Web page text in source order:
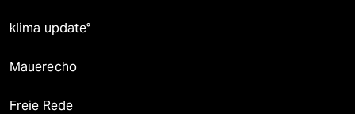
klima update°
Mauerecho
Freie Rede